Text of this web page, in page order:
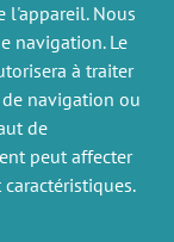
l'appareil. Nous
navigation. Le
à traiter
navigation ou
de
peut affecter